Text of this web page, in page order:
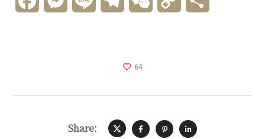
64
Share: